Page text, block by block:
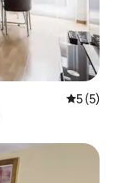
5 (5)